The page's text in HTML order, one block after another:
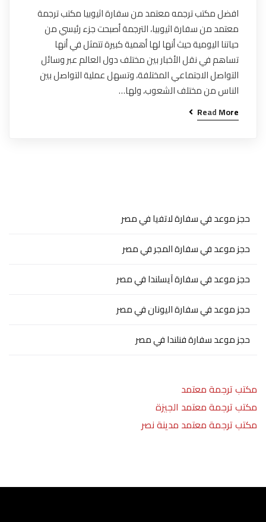
افضل مكتب ترجمه معتمد من سفارة اثيوبيا مكتب ترجمة
معتمد من سفارة اثيوبيا، الترجمة أصبحت جزء رئيسي من
حياتنا اليومية حيث أنها لها أهمية كبيرة تتمثل في أنها
تساهم في نقل الأخبار بين مختلف دول العالم عبر وسائل
التواصل الاجتماعي المختلفة، وتسهل عملية التواصل بين
الناس من مختلف الشعوب، ولها…
Read More
حجز موعد في سفارة لاتفيا في مصر
حجز موعد في سفارة المجر في مصر
حجز موعد في سفارة آيسلندا في مصر
حجز موعد في سفارة اليونان في مصر
حجز موعد سفارة فنلندا في مصر
مكتب ترجمة معتمد
مكتب ترجمة معتمد الجيزة
مكتب ترجمة معتمد مدينة نصر